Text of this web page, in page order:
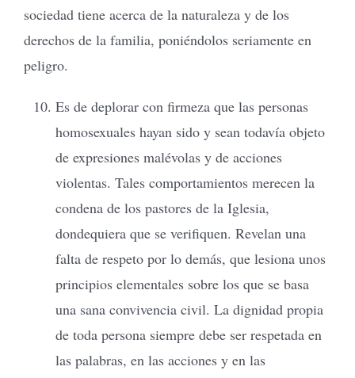
sociedad tiene acerca de la naturaleza y de los
derechos de la familia, poniéndolos seriamente en
peligro.
Es de deplorar con firmeza que las personas
homosexuales hayan sido y sean todavía objeto
de expresiones malévolas y de acciones
violentas. Tales comportamientos merecen la
condena de los pastores de la Iglesia,
dondequiera que se verifiquen. Revelan una
falta de respeto por lo demás, que lesiona unos
principios elementales sobre los que se basa
una sana convivencia civil. La dignidad propia
de toda persona siempre debe ser respetada en
las palabras, en las acciones y en las